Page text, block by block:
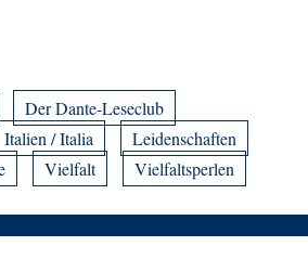
Der Dante-Leseclub
Italien / Italia
Leidenschaften
Vielfalt
Vielfaltsperlen